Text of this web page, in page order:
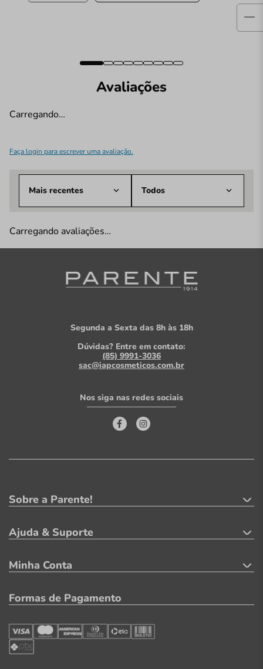
Avaliações
Carregando…
Faça login para escrever uma avaliação.
Mais recentes Todos
Carregando avaliações…
Segunda a Sexta das 8h às 18h
Dúvidas? Entre em contato:
(85) 9991-3036
sac@iapcosmeticos.com.br
Nos siga nas redes sociais
Sobre a Parente!
Ajuda & Suporte
Minha Conta
Formas de Pagamento